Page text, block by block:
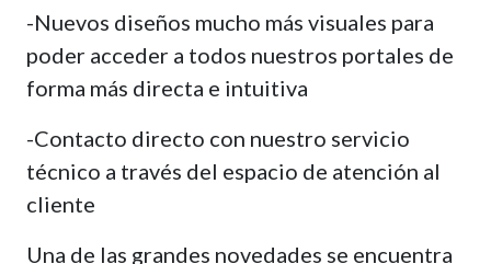
-Nuevos diseños mucho más visuales para
poder acceder a todos nuestros portales de
forma más directa e intuitiva
-Contacto directo con nuestro servicio
técnico a través del espacio de atención al
cliente
Una de las grandes novedades se encuentra